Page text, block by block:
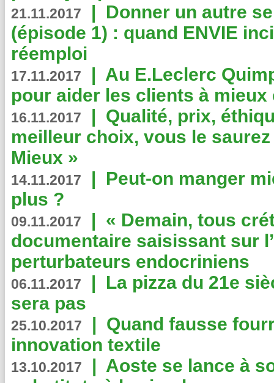
21.11.2017 | Donner un autre
(épisode 1) : quand ENVIE
réemploi
17.11.2017 | Au E.Leclerc
pour aider les clients à
16.11.2017 | Qualité, prix,
meilleur choix, vous le
Mieux »
14.11.2017 | Peut-on manger
plus ?
09.11.2017 | « Demain, tous
documentaire saisissant sur
perturbateurs endocriniens
06.11.2017 | La pizza du 21e
sera pas
25.10.2017 | Quand fausse
innovation textile
13.10.2017 | Aoste se lance à